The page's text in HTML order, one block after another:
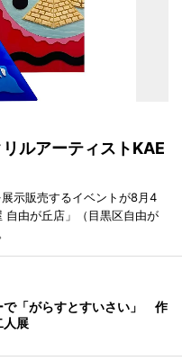
ルアーティストKAE
示販売するイベントが8月4
自由が丘店」（目黒区自由が
で「がらすとすいさい」 作
人展